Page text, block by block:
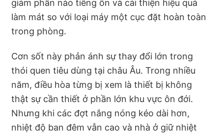
giảm phần nào tiếng ồn và cải thiện hiệu quả
làm mát so với loại máy một cục đặt hoàn toàn
trong phòng.
Cơn sốt này phản ánh sự thay đổi lớn trong
thói quen tiêu dùng tại châu Âu. Trong nhiều
năm, điều hòa từng bị xem là thiết bị không
thật sự cần thiết ở phần lớn khu vực ôn đới.
Nhưng khi các đợt nắng nóng kéo dài hơn,
nhiệt độ ban đêm vẫn cao và nhà ở giữ nhiệt